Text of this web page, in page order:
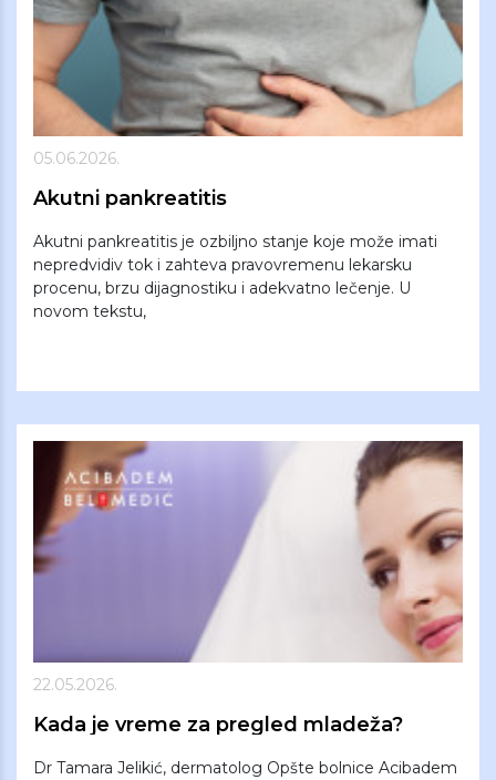
05.06.2026.
Akutni pankreatitis
Akutni pankreatitis je ozbiljno stanje koje može imati
nepredvidiv tok i zahteva pravovremenu lekarsku
procenu, brzu dijagnostiku i adekvatno lečenje. U
novom tekstu,
22.05.2026.
Kada je vreme za pregled mladeža?
Dr Tamara Jelikić, dermatolog Opšte bolnice Acibadem